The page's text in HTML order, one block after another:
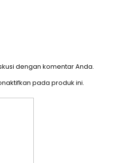
dengan komentar Anda.
pada produk ini.